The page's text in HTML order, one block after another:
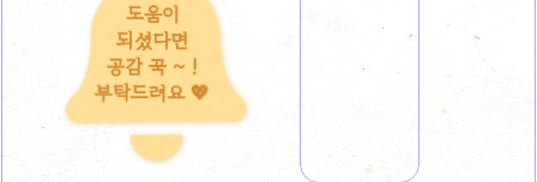
도움이
되셨다면
공감 꾹 ~ !
부탁드려요 💖